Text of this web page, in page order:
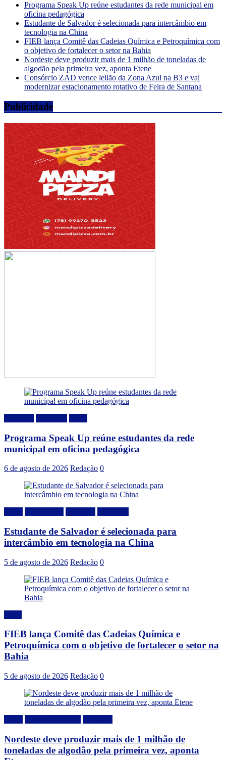
Programa Speak Up reúne estudantes da rede municipal em
oficina pedagógica
Estudante de Salvador é selecionada para intercâmbio em
tecnologia na China
FIEB lança Comitê das Cadeias Química e Petroquímica com
o objetivo de fortalecer o setor na Bahia
Nordeste deve produzir mais de 1 milhão de toneladas de
algodão pela primeira vez, aponta Etene
Consórcio ZAD vence leilão da Zona Azul na B3 e vai
modernizar estacionamento rotativo de Feira de Santana
Publicidade
Programa Speak Up reúne estudantes da rede
municipal em oficina pedagógica
6 de agosto de 2026 Redação 0
Estudante de Salvador é selecionada para
intercâmbio em tecnologia na China
5 de agosto de 2026 Redação 0
FIEB lança Comitê das Cadeias Química e
Petroquímica com o objetivo de fortalecer o setor na
Bahia
5 de agosto de 2026 Redação 0
Nordeste deve produzir mais de 1 milhão de
toneladas de algodão pela primeira vez, aponta